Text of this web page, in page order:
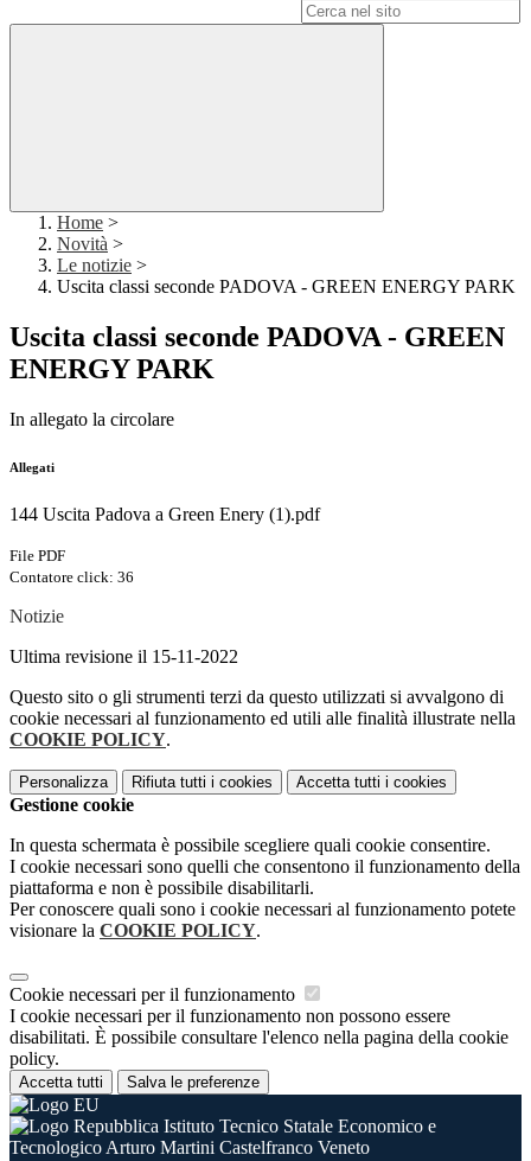
Home >
Novità >
Le notizie >
Uscita classi seconde PADOVA - GREEN ENERGY PARK
Uscita classi seconde PADOVA - GREEN
ENERGY PARK
In allegato la circolare
Allegati
144 Uscita Padova a Green Enery (1).pdf
File PDF
Contatore click: 36
Notizie
Ultima revisione il 15-11-2022
Questo sito o gli strumenti terzi da questo utilizzati si avvalgono di
cookie necessari al funzionamento ed utili alle finalità illustrate nella
COOKIE POLICY.
Personalizza Rifiuta tutti i cookies Accetta tutti i cookies
Gestione cookie
In questa schermata è possibile scegliere quali cookie consentire.
I cookie necessari sono quelli che consentono il funzionamento della
piattaforma e non è possibile disabilitarli.
Per conoscere quali sono i cookie necessari al funzionamento potete
visionare la COOKIE POLICY.
Cookie necessari per il funzionamento
I cookie necessari per il funzionamento non possono essere
disabilitati. È possibile consultare l'elenco nella pagina della cookie
policy.
Accetta tutti Salva le preferenze
Istituto Tecnico Statale Economico e
Tecnologico Arturo Martini Castelfranco Veneto